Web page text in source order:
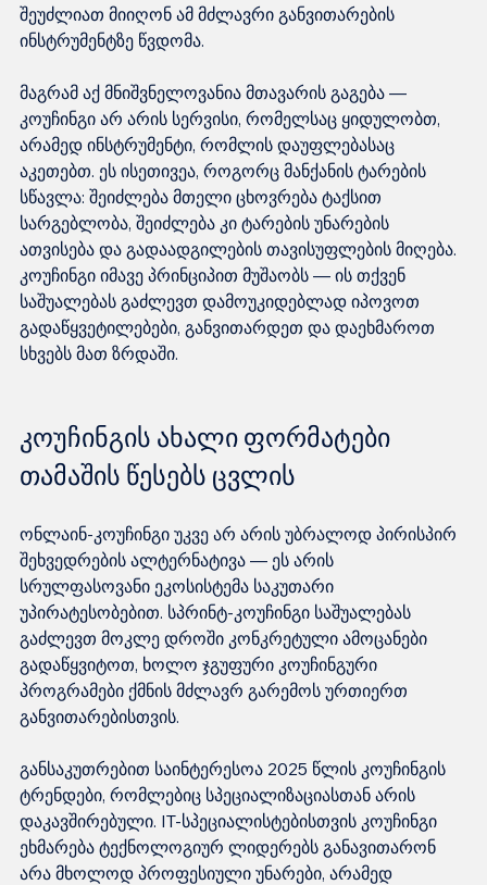
შეუძლიათ მიიღონ ამ მძლავრი განვითარების
ინსტრუმენტზე წვდომა.
მაგრამ აქ მნიშვნელოვანია მთავარის გაგება —
კოუჩინგი არ არის სერვისი, რომელსაც ყიდულობთ,
არამედ ინსტრუმენტი, რომლის დაუფლებასაც
აკეთებთ. ეს ისეთივეა, როგორც მანქანის ტარების
სწავლა: შეიძლება მთელი ცხოვრება ტაქსით
სარგებლობა, შეიძლება კი ტარების უნარების
ათვისება და გადაადგილების თავისუფლების მიღება.
კოუჩინგი იმავე პრინციპით მუშაობს — ის თქვენ
საშუალებას გაძლევთ დამოუკიდებლად იპოვოთ
გადაწყვეტილებები, განვითარდეთ და დაეხმაროთ
სხვებს მათ ზრდაში.
კოუჩინგის ახალი ფორმატები
თამაშის წესებს ცვლის
ონლაინ-კოუჩინგი უკვე არ არის უბრალოდ პირისპირ
შეხვედრების ალტერნატივა — ეს არის
სრულფასოვანი ეკოსისტემა საკუთარი
უპირატესობებით. სპრინტ-კოუჩინგი საშუალებას
გაძლევთ მოკლე დროში კონკრეტული ამოცანები
გადაწყვიტოთ, ხოლო ჯგუფური კოუჩინგური
პროგრამები ქმნის მძლავრ გარემოს ურთიერთ
განვითარებისთვის.
განსაკუთრებით საინტერესოა 2025 წლის კოუჩინგის
ტრენდები, რომლებიც სპეციალიზაციასთან არის
დაკავშირებული. IT-სპეციალისტებისთვის კოუჩინგი
ეხმარება ტექნოლოგიურ ლიდერებს განავითარონ
არა მხოლოდ პროფესიული უნარები, არამედ